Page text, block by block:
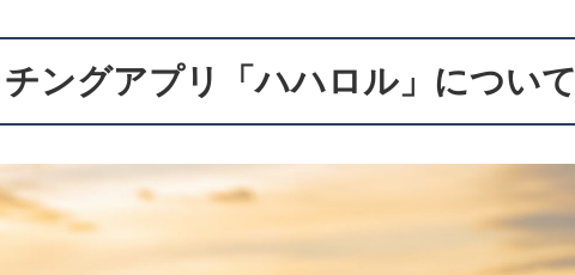
ングアプリ「ハハロル」について